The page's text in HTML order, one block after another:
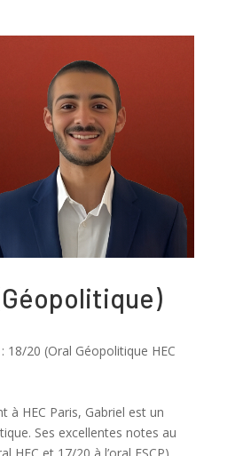
: 18/20 (Oral Géopolitique HEC
à HEC Paris, Gabriel est un
Ses excellentes notes au